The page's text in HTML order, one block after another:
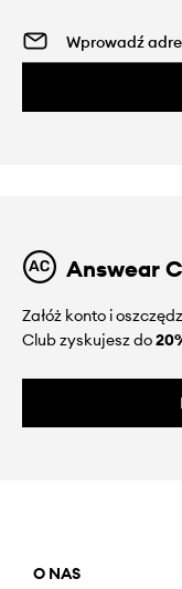
Answear
Załóż konto i
Club zyskujesz do
O NAS